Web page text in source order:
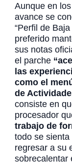
Aunque en
avance se
“Perfil de
preferido
sus notas
el parche
las
como el
de
consiste en
procesador
trabajo de
todo se
regresar a su
sobrecalentar